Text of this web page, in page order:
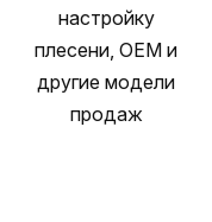
настройку
плесени, OEM и
другие модели
продаж